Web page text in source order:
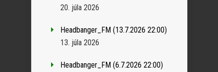
20. júla 2026
Headbanger_FM (13.7.2026 22:00)
13. júla 2026
Headbanger_FM (6.7.2026 22:00)